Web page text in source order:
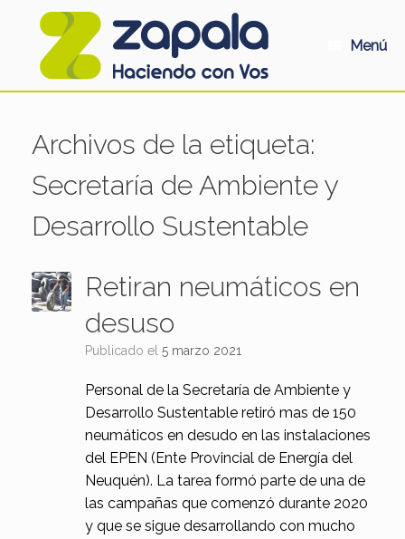
Menú
Archivos de la etiqueta:
Secretaría de Ambiente y
Desarrollo Sustentable
Retiran neumáticos en
desuso
Publicado el 5 marzo 2021
Personal de la Secretaría de Ambiente y
Desarrollo Sustentable retiró mas de 150
neumáticos en desudo en las instalaciones
del EPEN (Ente Provincial de Energía del
Neuquén). La tarea formó parte de una de
las campañas que comenzó durante 2020
y que se sigue desarrollando con mucho